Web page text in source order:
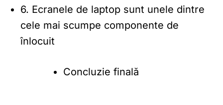
6. Ecranele de laptop sunt unele dintre
cele mai scumpe componente de
înlocuit
Concluzie finală